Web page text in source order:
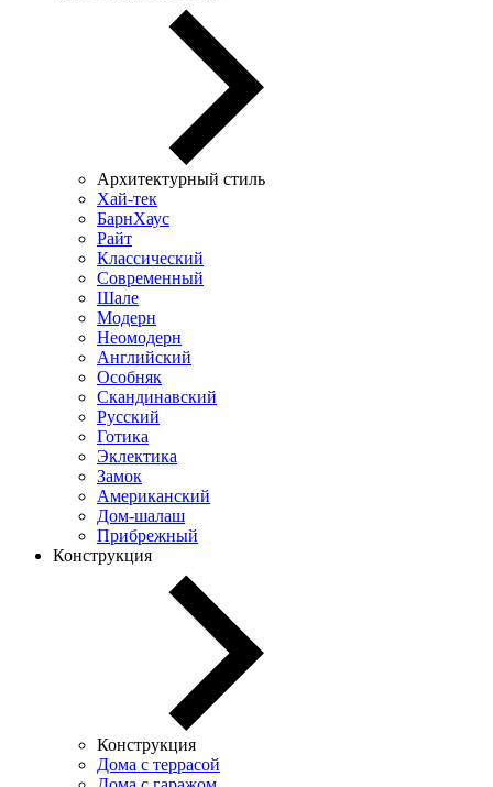
Архитектурный стиль
Хай-тек
БарнХаус
Райт
Классический
Современный
Шале
Модерн
Неомодерн
Английский
Особняк
Скандинавский
Русский
Готика
Эклектика
Замок
Американский
Дом-шалаш
Прибрежный
Конструкция
Конструкция
Дома с террасой